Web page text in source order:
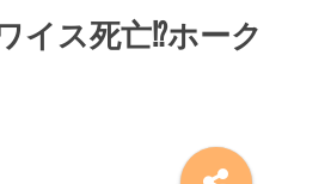
イス死亡⁉︎ホーク